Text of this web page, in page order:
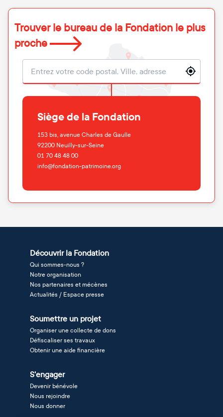
Trouver le bureau de la Fondation le plus
proche
Localisation
Siège de la Fondation
153 bis, avenue Charles de Gaulle
92200 Neuilly-sur-Seine
01 70 48 48 00
info@fondation-patrimoine.org
Découvrir la Fondation
Qui sommes-nous ?
Notre organisation
Nos partenaires et mécènes
Actualités / Espace presse
Soumettre un projet
Organiser une collecte de dons
Défiscaliser ses travaux
Obtenir une aide financière
S'engager
Devenir bénévole
Nous rejoindre
Nous donner